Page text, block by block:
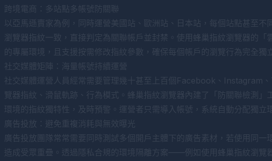
跨境電商：多站點多帳號防關聯
以亞馬遜賣家為例，同時運營美國站、歐洲站、日本站，每個站點甚至
瀏覽器指紋一致，直接判定為關聯帳戶並封禁。使用蜂巢指紋瀏覽器的
的專屬環境，且支援按需修改指紋參數，確保每個帳戶的瀏覽行為完全獨立
社交媒體矩陣：海量帳號持續運營
社交媒體運營人員經常需要管理幾十甚至上百個Facebook、Instagram
覽器指紋、滑鼠軌跡、行為模式。蜂巢指紋瀏覽器內建了「防關聯檢測
環境的指紋獨特性，及時預警。運營者只需導入帳號，系統自動分配獨立
廣告投放：避免重複消耗與無效曝光
廣告投放團隊常常需要同時測試多個開戶主體下的廣告素材，若使用同一
造成受眾重疊。透過隱私合規的環境隔離方案——例如使用 蜂巢指紋瀏覽